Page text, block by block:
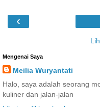
‹
Mengenai Saya
Meilia Wuryantati
Halo, saya adalah seorang
kuliner dan jalan-jalan